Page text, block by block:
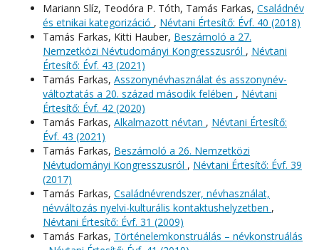
Mariann Slíz, Teodóra P. Tóth, Tamás Farkas, Családnév
és etnikai kategorizáció , Névtani Értesítő: Évf. 40 (2018)
Tamás Farkas, Kitti Hauber, Beszámoló a 27.
Nemzetközi Névtudományi Kongresszusról , Névtani
Értesítő: Évf. 43 (2021)
Tamás Farkas, Asszonynévhasználat és asszonynév-
változtatás a 20. század második felében , Névtani
Értesítő: Évf. 42 (2020)
Tamás Farkas, Alkalmazott névtan , Névtani Értesítő:
Évf. 43 (2021)
Tamás Farkas, Beszámoló a 26. Nemzetközi
Névtudományi Kongresszusról , Névtani Értesítő: Évf. 39
(2017)
Tamás Farkas, Családnévrendszer, névhasználat,
névváltozás nyelvi-kulturális kontaktushelyzetben ,
Névtani Értesítő: Évf. 31 (2009)
Tamás Farkas, Történelemkonstruálás – névkonstruálás